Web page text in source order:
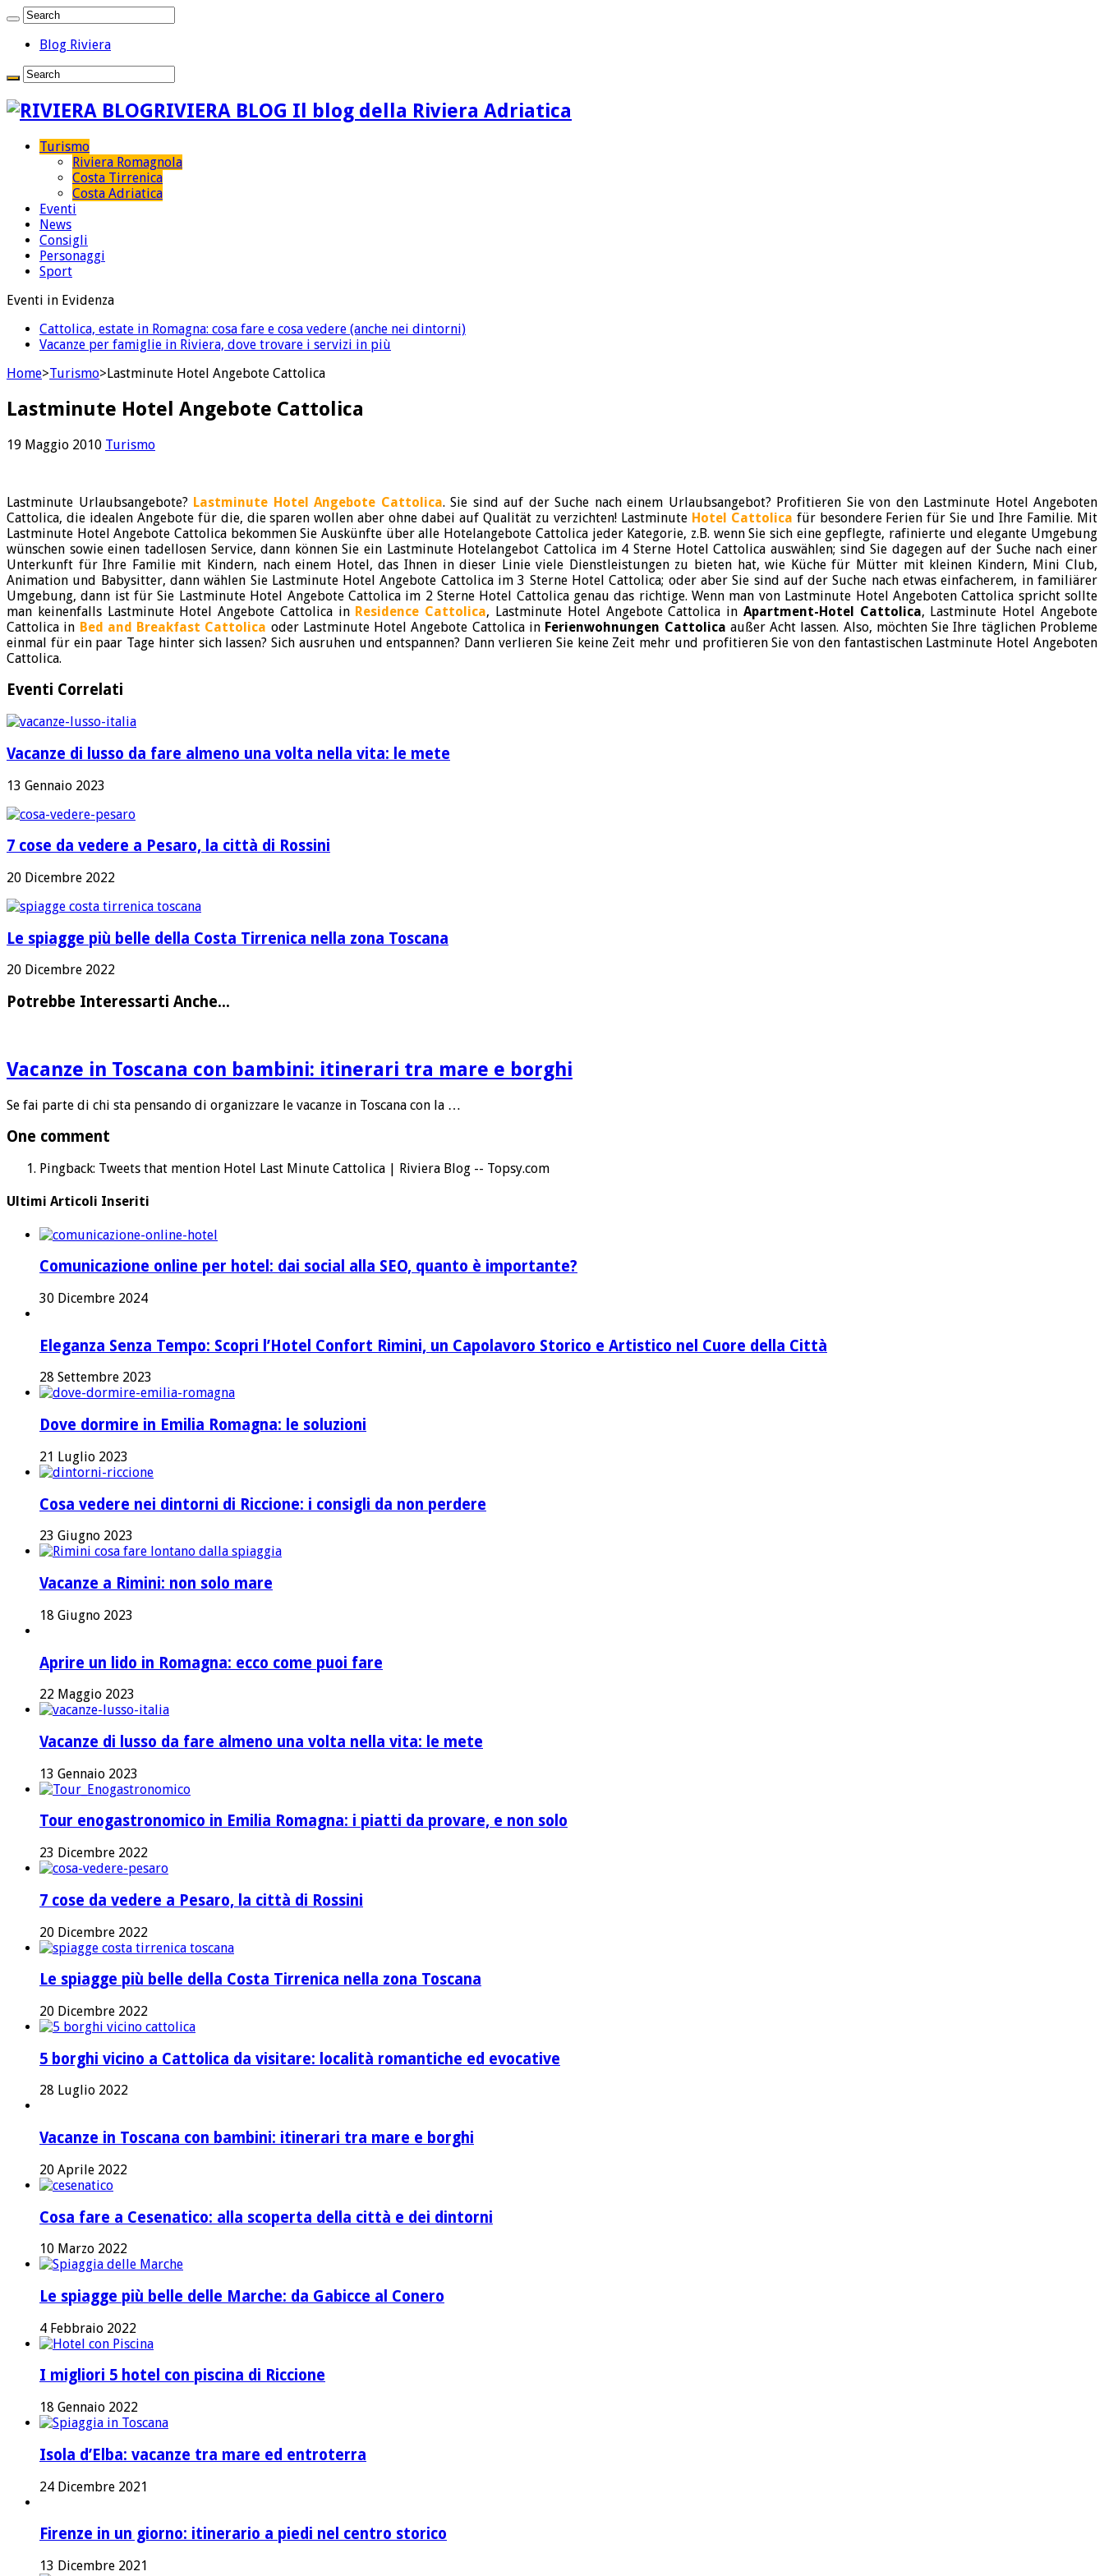
Blog Riviera
RIVIERA BLOG Il blog della Riviera Adriatica
Turismo
Riviera Romagnola
Costa Tirrenica
Costa Adriatica
Eventi
News
Consigli
Personaggi
Sport
Eventi in Evidenza
Cattolica, estate in Romagna: cosa fare e cosa vedere (anche nei dintorni)
Vacanze per famiglie in Riviera, dove trovare i servizi in più
Home>Turismo>Lastminute Hotel Angebote Cattolica
Lastminute Hotel Angebote Cattolica
19 Maggio 2010 Turismo
Lastminute Urlaubsangebote? Lastminute Hotel Angebote Cattolica. Sie sind auf der Suche nach einem Urlaubsangebot? Profitieren Sie von den Lastminute Hotel Angeboten
Cattolica, die idealen Angebote für die, die sparen wollen aber ohne dabei auf Qualität zu verzichten! Lastminute Hotel Cattolica für besondere Ferien für Sie und Ihre Familie. Mit
Lastminute Hotel Angebote Cattolica bekommen Sie Auskünfte über alle Hotelangebote Cattolica jeder Kategorie, z.B. wenn Sie sich eine gepflegte, rafinierte und elegante Umgebung
wünschen sowie einen tadellosen Service, dann können Sie ein Lastminute Hotelangebot Cattolica im 4 Sterne Hotel Cattolica auswählen; sind Sie dagegen auf der Suche nach einer
Unterkunft für Ihre Familie mit Kindern, nach einem Hotel, das Ihnen in dieser Linie viele Dienstleistungen zu bieten hat, wie Küche für Mütter mit kleinen Kindern, Mini Club,
Animation und Babysitter, dann wählen Sie Lastminute Hotel Angebote Cattolica im 3 Sterne Hotel Cattolica; oder aber Sie sind auf der Suche nach etwas einfacherem, in familiärer
Umgebung, dann ist für Sie Lastminute Hotel Angebote Cattolica im 2 Sterne Hotel Cattolica genau das richtige. Wenn man von Lastminute Hotel Angeboten Cattolica spricht sollte
man keinenfalls Lastminute Hotel Angebote Cattolica in Residence Cattolica, Lastminute Hotel Angebote Cattolica in Apartment-Hotel Cattolica, Lastminute Hotel Angebote
Cattolica in Bed and Breakfast Cattolica oder Lastminute Hotel Angebote Cattolica in Ferienwohnungen Cattolica außer Acht lassen. Also, möchten Sie Ihre täglichen Probleme
einmal für ein paar Tage hinter sich lassen? Sich ausruhen und entspannen? Dann verlieren Sie keine Zeit mehr und profitieren Sie von den fantastischen Lastminute Hotel Angeboten
Cattolica.
Eventi Correlati
Vacanze di lusso da fare almeno una volta nella vita: le mete
13 Gennaio 2023
7 cose da vedere a Pesaro, la città di Rossini
20 Dicembre 2022
Le spiagge più belle della Costa Tirrenica nella zona Toscana
20 Dicembre 2022
Potrebbe Interessarti Anche...
Vacanze in Toscana con bambini: itinerari tra mare e borghi
Se fai parte di chi sta pensando di organizzare le vacanze in Toscana con la …
One comment
Pingback: Tweets that mention Hotel Last Minute Cattolica | Riviera Blog -- Topsy.com
Ultimi Articoli Inseriti
Comunicazione online per hotel: dai social alla SEO, quanto è importante?
30 Dicembre 2024
Eleganza Senza Tempo: Scopri l’Hotel Confort Rimini, un Capolavoro Storico e Artistico nel Cuore della Città
28 Settembre 2023
Dove dormire in Emilia Romagna: le soluzioni
21 Luglio 2023
Cosa vedere nei dintorni di Riccione: i consigli da non perdere
23 Giugno 2023
Vacanze a Rimini: non solo mare
18 Giugno 2023
Aprire un lido in Romagna: ecco come puoi fare
22 Maggio 2023
Vacanze di lusso da fare almeno una volta nella vita: le mete
13 Gennaio 2023
Tour enogastronomico in Emilia Romagna: i piatti da provare, e non solo
23 Dicembre 2022
7 cose da vedere a Pesaro, la città di Rossini
20 Dicembre 2022
Le spiagge più belle della Costa Tirrenica nella zona Toscana
20 Dicembre 2022
5 borghi vicino a Cattolica da visitare: località romantiche ed evocative
28 Luglio 2022
Vacanze in Toscana con bambini: itinerari tra mare e borghi
20 Aprile 2022
Cosa fare a Cesenatico: alla scoperta della città e dei dintorni
10 Marzo 2022
Le spiagge più belle delle Marche: da Gabicce al Conero
4 Febbraio 2022
I migliori 5 hotel con piscina di Riccione
18 Gennaio 2022
Isola d’Elba: vacanze tra mare ed entroterra
24 Dicembre 2021
Firenze in un giorno: itinerario a piedi nel centro storico
13 Dicembre 2021